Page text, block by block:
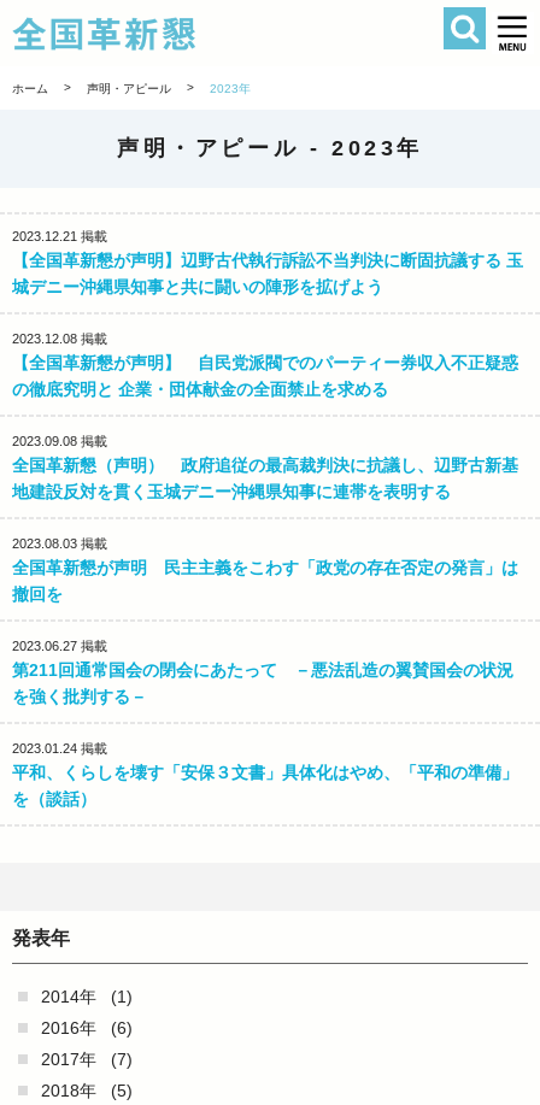
全国革新懇
検索
ホーム > 声明・アピール > 2023年
声明・アピール - 2023年
2023.12.21 掲載
【全国革新懇が声明】辺野古代執行訴訟不当判決に断固抗議する 玉
城デニー沖縄県知事と共に闘いの陣形を拡げよう
2023.12.08 掲載
【全国革新懇が声明】 自民党派閥でのパーティー券収入不正疑惑
の徹底究明と 企業・団体献金の全面禁止を求める
2023.09.08 掲載
全国革新懇（声明） 政府追従の最高裁判決に抗議し、辺野古新基
地建設反対を貫く玉城デニー沖縄県知事に連帯を表明する
2023.08.03 掲載
全国革新懇が声明 民主主義をこわす「政党の存在否定の発言」は
撤回を
2023.06.27 掲載
第211回通常国会の閉会にあたって －悪法乱造の翼賛国会の状況
を強く批判する－
2023.01.24 掲載
平和、くらしを壊す「安保３文書」具体化はやめ、「平和の準備」
を（談話）
発表年
2014年
(1)
2016年
(6)
2017年
(7)
2018年
(5)